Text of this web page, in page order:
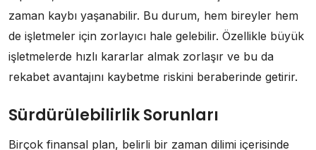
zaman kaybı yaşanabilir. Bu durum, hem bireyler hem
de işletmeler için zorlayıcı hale gelebilir. Özellikle büyük
işletmelerde hızlı kararlar almak zorlaşır ve bu da
rekabet avantajını kaybetme riskini beraberinde getirir.
Sürdürülebilirlik Sorunları
Birçok finansal plan, belirli bir zaman dilimi içerisinde